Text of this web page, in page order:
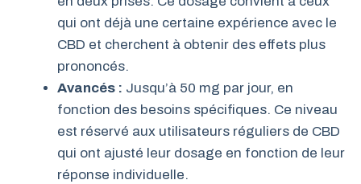
qui ont déjà une certaine expérience avec le
CBD et cherchent à obtenir des effets plus
prononcés.
Avancés : Jusqu’à 50 mg par jour, en
fonction des besoins spécifiques. Ce niveau
est réservé aux utilisateurs réguliers de CBD
qui ont ajusté leur dosage en fonction de leur
réponse individuelle.